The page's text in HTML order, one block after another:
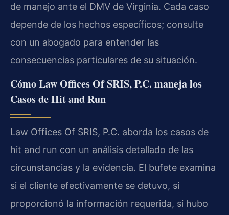
de manejo ante el DMV de Virginia. Cada caso
depende de los hechos específicos; consulte
con un abogado para entender las
consecuencias particulares de su situación.
Cómo Law Offices Of SRIS, P.C. maneja los
Casos de Hit and Run
Law Offices Of SRIS, P.C. aborda los casos de
hit and run con un análisis detallado de las
circunstancias y la evidencia. El bufete examina
si el cliente efectivamente se detuvo, si
proporcionó la información requerida, si hubo